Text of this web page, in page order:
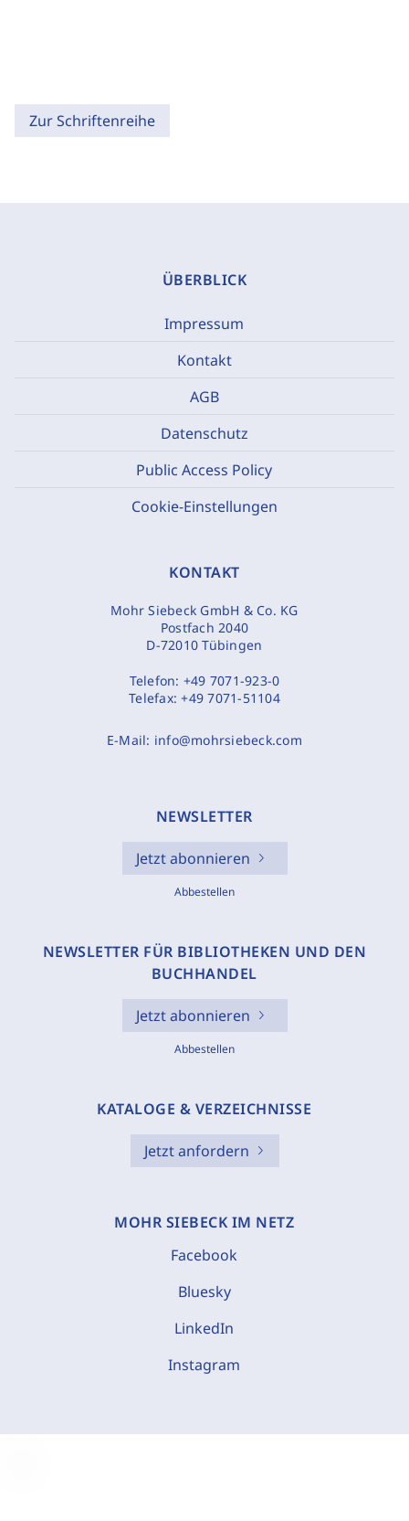
Zur Schriftenreihe
ÜBERBLICK
Impressum
Kontakt
AGB
Datenschutz
Public Access Policy
Cookie-Einstellungen
KONTAKT
Mohr Siebeck GmbH & Co. KG
Postfach 2040
D-72010 Tübingen
Telefon: +49 7071-923-0
Telefax:+49 7071-51104
E-Mail: info@mohrsiebeck.com
NEWSLETTER
Jetzt abonnieren
Abbestellen
NEWSLETTER FÜR BIBLIOTHEKEN UND DEN
BUCHHANDEL
Jetzt abonnieren
Abbestellen
KATALOGE & VERZEICHNISSE
Jetzt anfordern
MOHR SIEBECK IM NETZ
Facebook
Bluesky
LinkedIn
Instagram